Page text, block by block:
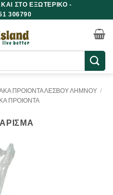
ΣΤΟ ΕΞΩΤΕΡΙΚΟ -
306790
ΠΡΟΙΟΝΤΑ ΛΕΣΒΟΥ ΛΗΜΝΟΥ /
ΠΡΟΙΟΝΤΑ